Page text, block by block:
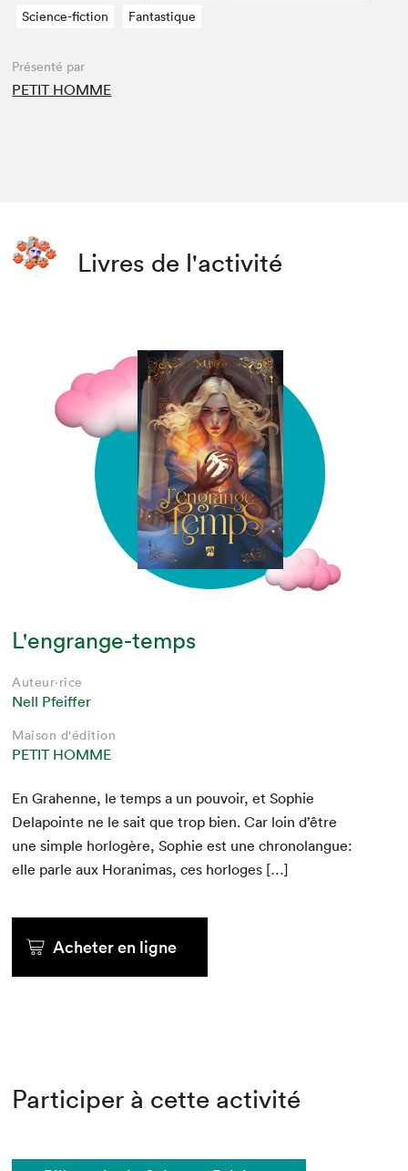
Science-fiction
Fantastique
Présenté par
PETIT HOMME
Livres de l'activité
L'engrange-temps
Auteur·rice
Nell Pfeiffer
Maison d'édition
PETIT HOMME
En Gra­henne, le temps a un pou­voir, et Sophie
Dela­pointe ne le sait que trop bien. Car loin d’être
une sim­ple hor­logère, Sophie est une chronolangue:
elle par­le aux Horan­i­mas, ces horloges […]
Acheter en ligne
Participer à cette activité